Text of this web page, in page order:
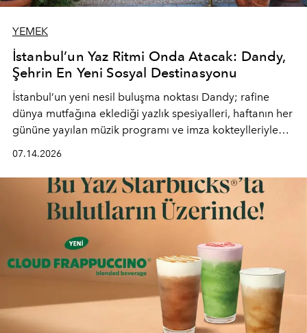
YEMEK
İstanbul’un Yaz Ritmi Onda Atacak: Dandy,
Şehrin En Yeni Sosyal Destinasyonu
İstanbul’un yeni nesil buluşma noktası Dandy; rafine
dünya mutfağına eklediği yazlık spesiyalleri, haftanın her
gününe yayılan müzik programı ve imza kokteylleriyle
lüks" anlayışıyla buluşturan mekan; gurme lezzetleri, iyi
müziği ve açık havadaki özel puro alanını tek bir çatı
altında sunuyor.
07.14.2026